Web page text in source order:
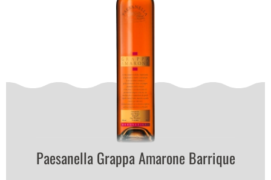
Paesanella Grappa Amarone Barrique